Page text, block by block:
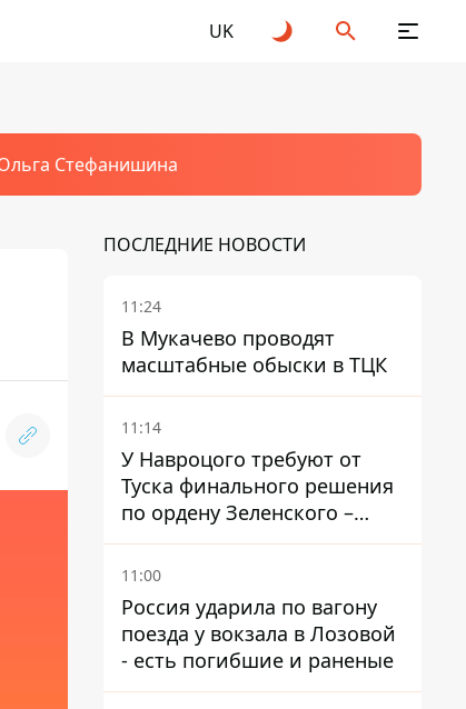
UK
Стефанишина
ПОСЛЕДНИЕ НОВОСТИ
11:24
В Мукачево проводят
масштабные обыски в ТЦК
11:14
У Навроцого требуют от
Туска финального решения
по ордену Зеленского –
найдите в себе мужество
11:00
Россия ударила по вагону
поезда у вокзала в Лозовой
- есть погибшие и раненые